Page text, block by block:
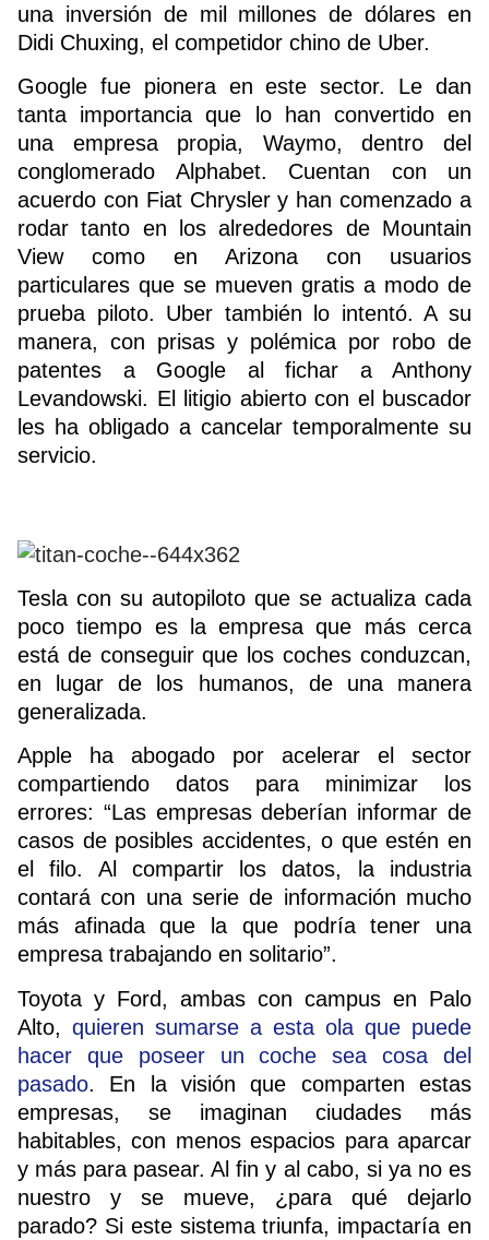
una inversión de mil millones de dólares en
Didi Chuxing, el competidor chino de Uber.
Google fue pionera en este sector. Le dan
tanta importancia que lo han convertido en
una empresa propia, Waymo, dentro del
conglomerado Alphabet. Cuentan con un
acuerdo con Fiat Chrysler y han comenzado a
rodar tanto en los alrededores de Mountain
View como en Arizona con usuarios
particulares que se mueven gratis a modo de
prueba piloto. Uber también lo intentó. A su
manera, con prisas y polémica por robo de
patentes a Google al fichar a Anthony
Levandowski. El litigio abierto con el buscador
les ha obligado a cancelar temporalmente su
servicio.
Tesla con su autopiloto que se actualiza cada
poco tiempo es la empresa que más cerca
está de conseguir que los coches conduzcan,
en lugar de los humanos, de una manera
generalizada.
Apple ha abogado por acelerar el sector
compartiendo datos para minimizar los
errores: “Las empresas deberían informar de
casos de posibles accidentes, o que estén en
el filo. Al compartir los datos, la industria
contará con una serie de información mucho
más afinada que la que podría tener una
empresa trabajando en solitario”.
Toyota y Ford, ambas con campus en Palo
Alto, quieren sumarse a esta ola que puede
hacer que poseer un coche sea cosa del
pasado. En la visión que comparten estas
empresas, se imaginan ciudades más
habitables, con menos espacios para aparcar
y más para pasear. Al fin y al cabo, si ya no es
nuestro y se mueve, ¿para qué dejarlo
parado? Si este sistema triunfa, impactaría en